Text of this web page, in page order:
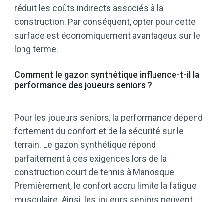
réduit les coûts indirects associés à la
construction. Par conséquent, opter pour cette
surface est économiquement avantageux sur le
long terme.
Comment le gazon synthétique influence-t-il la
performance des joueurs seniors ?
Pour les joueurs seniors, la performance dépend
fortement du confort et de la sécurité sur le
terrain. Le gazon synthétique répond
parfaitement à ces exigences lors de la
construction court de tennis à Manosque.
Premièrement, le confort accru limite la fatigue
musculaire. Ainsi, les joueurs seniors peuvent